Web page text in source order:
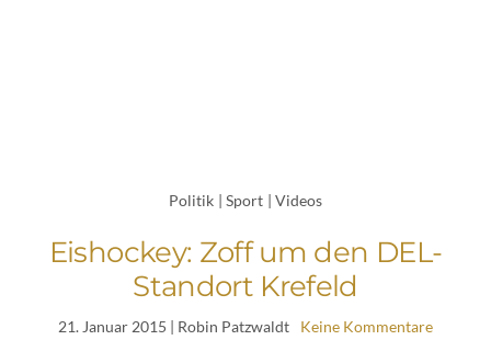
Politik | Sport | Videos
Eishockey: Zoff um den DEL-
Standort Krefeld
21. Januar 2015 | Robin Patzwaldt Keine Kommentare